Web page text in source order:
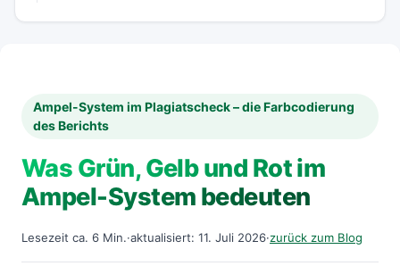
Ampel-System im Plagiatscheck – die Farbcodierung
des Berichts
Was Grün, Gelb und Rot im
Ampel-System bedeuten
Lesezeit ca. 6 Min.·aktualisiert: 11. Juli 2026·zurück zum Blog